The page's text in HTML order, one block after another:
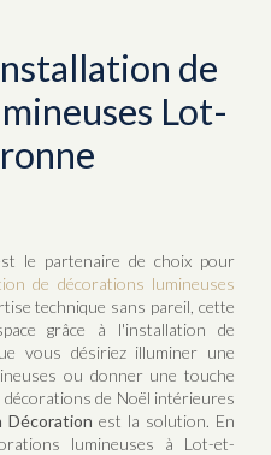
de
Lot-
le partenaire de choix pour
de décorations lumineuses
technique sans pareil, cette
grâce à l'installation de
vous désiriez illuminer une
ou donner une touche
de Noël intérieures
Décoration est la solution. En
lumineuses à Lot-et-